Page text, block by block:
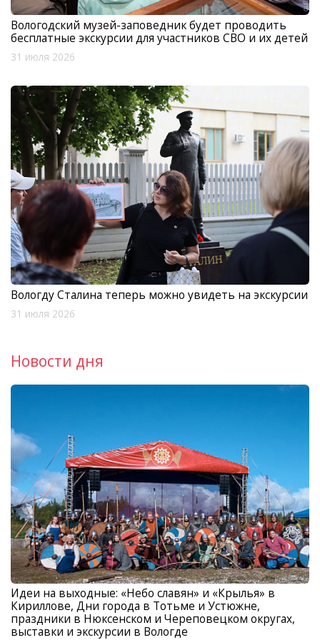
Вологодский музей-заповедник будет проводить
бесплатные экскурсии для участников СВО и их детей
31 июля 2026
Вологду Сталина теперь можно увидеть на экскурсии
31 июля 2026
Новости дня
Идеи на выходные: «Небо славян» и «Крылья» в
Кириллове, Дни города в Тотьме и Устюжне,
праздники в Нюксенском и Череповецком округах,
выставки и экскурсии в Вологде